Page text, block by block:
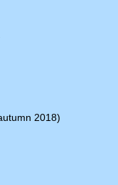
2018)